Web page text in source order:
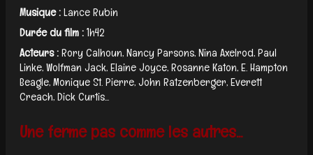
Musique :Lance Rubin
Durée du film :1h42
Acteurs :Rory Calhoun, Nancy Parsons, Nina Axelrod, Paul
Linke, Wolfman Jack, Elaine Joyce, Rosanne Katon, E. Hampton
Beagle, Monique St. Pierre, John Ratzenberger, Everett
Creach, Dick Curtis...
Une ferme pas comme les autres...